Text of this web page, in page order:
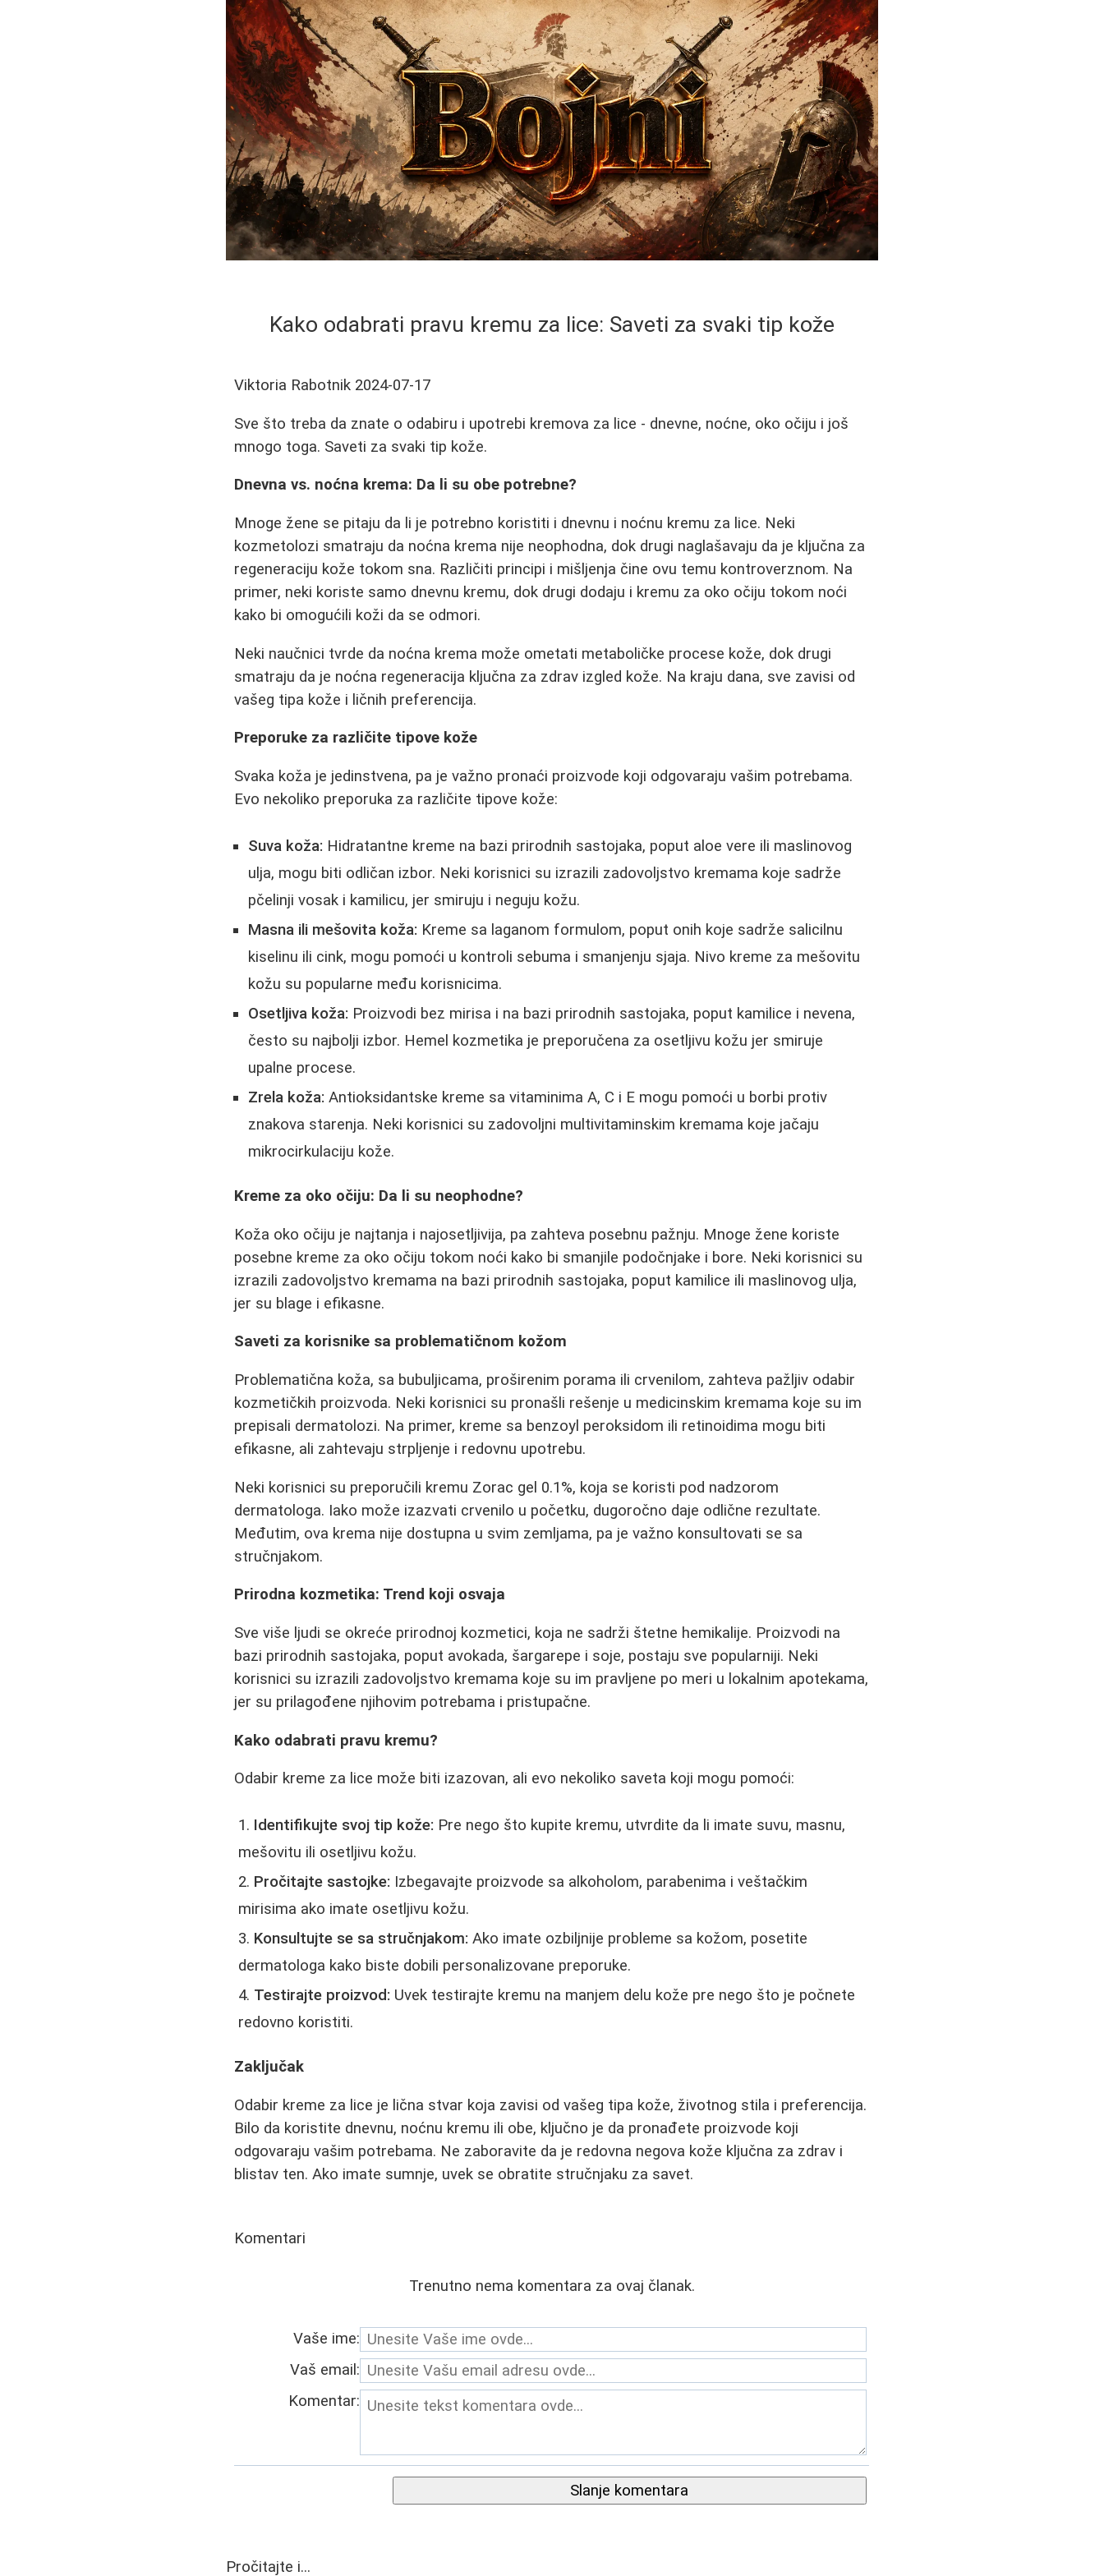
Kako odabrati pravu kremu za lice: Saveti za svaki tip kože
Viktoria Rabotnik 2024-07-17
Sve što treba da znate o odabiru i upotrebi kremova za lice - dnevne, noćne, oko očiju i još
mnogo toga. Saveti za svaki tip kože.
Dnevna vs. noćna krema: Da li su obe potrebne?
Mnoge žene se pitaju da li je potrebno koristiti i dnevnu i noćnu kremu za lice. Neki
kozmetolozi smatraju da noćna krema nije neophodna, dok drugi naglašavaju da je ključna za
regeneraciju kože tokom sna. Različiti principi i mišljenja čine ovu temu kontroverznom. Na
primer, neki koriste samo dnevnu kremu, dok drugi dodaju i kremu za oko očiju tokom noći
kako bi omogućili koži da se odmori.
Neki naučnici tvrde da noćna krema može ometati metaboličke procese kože, dok drugi
smatraju da je noćna regeneracija ključna za zdrav izgled kože. Na kraju dana, sve zavisi od
vašeg tipa kože i ličnih preferencija.
Preporuke za različite tipove kože
Svaka koža je jedinstvena, pa je važno pronaći proizvode koji odgovaraju vašim potrebama.
Evo nekoliko preporuka za različite tipove kože:
Suva koža: Hidratantne kreme na bazi prirodnih sastojaka, poput aloe vere ili maslinovog
ulja, mogu biti odličan izbor. Neki korisnici su izrazili zadovoljstvo kremama koje sadrže
pčelinji vosak i kamilicu, jer smiruju i neguju kožu.
Masna ili mešovita koža: Kreme sa laganom formulom, poput onih koje sadrže salicilnu
kiselinu ili cink, mogu pomoći u kontroli sebuma i smanjenju sjaja. Nivo kreme za mešovitu
kožu su popularne među korisnicima.
Osetljiva koža: Proizvodi bez mirisa i na bazi prirodnih sastojaka, poput kamilice i nevena,
često su najbolji izbor. Hemel kozmetika je preporučena za osetljivu kožu jer smiruje
upalne procese.
Zrela koža: Antioksidantske kreme sa vitaminima A, C i E mogu pomoći u borbi protiv
znakova starenja. Neki korisnici su zadovoljni multivitaminskim kremama koje jačaju
mikrocirkulaciju kože.
Kreme za oko očiju: Da li su neophodne?
Koža oko očiju je najtanja i najosetljivija, pa zahteva posebnu pažnju. Mnoge žene koriste
posebne kreme za oko očiju tokom noći kako bi smanjile podočnjake i bore. Neki korisnici su
izrazili zadovoljstvo kremama na bazi prirodnih sastojaka, poput kamilice ili maslinovog ulja,
jer su blage i efikasne.
Saveti za korisnike sa problematičnom kožom
Problematična koža, sa bubuljicama, proširenim porama ili crvenilom, zahteva pažljiv odabir
kozmetičkih proizvoda. Neki korisnici su pronašli rešenje u medicinskim kremama koje su im
prepisali dermatolozi. Na primer, kreme sa benzoyl peroksidom ili retinoidima mogu biti
efikasne, ali zahtevaju strpljenje i redovnu upotrebu.
Neki korisnici su preporučili kremu Zorac gel 0.1%, koja se koristi pod nadzorom
dermatologa. Iako može izazvati crvenilo u početku, dugoročno daje odlične rezultate.
Međutim, ova krema nije dostupna u svim zemljama, pa je važno konsultovati se sa
stručnjakom.
Prirodna kozmetika: Trend koji osvaja
Sve više ljudi se okreće prirodnoj kozmetici, koja ne sadrži štetne hemikalije. Proizvodi na
bazi prirodnih sastojaka, poput avokada, šargarepe i soje, postaju sve popularniji. Neki
korisnici su izrazili zadovoljstvo kremama koje su im pravljene po meri u lokalnim apotekama,
jer su prilagođene njihovim potrebama i pristupačne.
Kako odabrati pravu kremu?
Odabir kreme za lice može biti izazovan, ali evo nekoliko saveta koji mogu pomoći:
Identifikujte svoj tip kože: Pre nego što kupite kremu, utvrdite da li imate suvu, masnu,
mešovitu ili osetljivu kožu.
Pročitajte sastojke: Izbegavajte proizvode sa alkoholom, parabenima i veštačkim
mirisima ako imate osetljivu kožu.
Konsultujte se sa stručnjakom: Ako imate ozbiljnije probleme sa kožom, posetite
dermatologa kako biste dobili personalizovane preporuke.
Testirajte proizvod: Uvek testirajte kremu na manjem delu kože pre nego što je počnete
redovno koristiti.
Zaključak
Odabir kreme za lice je lična stvar koja zavisi od vašeg tipa kože, životnog stila i preferencija.
Bilo da koristite dnevnu, noćnu kremu ili obe, ključno je da pronađete proizvode koji
odgovaraju vašim potrebama. Ne zaboravite da je redovna negova kože ključna za zdrav i
blistav ten. Ako imate sumnje, uvek se obratite stručnjaku za savet.
Komentari
Trenutno nema komentara za ovaj članak.
Vaše ime:
Vaš email:
Komentar:
Slanje komentara
Pročitajte i...